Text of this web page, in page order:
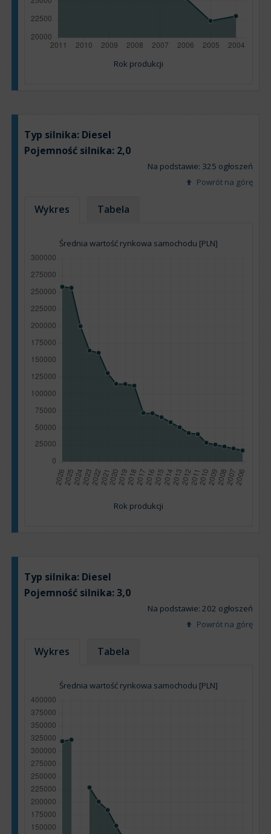
Rok produkcji
Typ silnika: Diesel
Pojemność silnika: 2,0
Na podstawie: 325 ogłoszeń
Powrót na górę
Wykres Tabela
Średnia wartość rynkowa samochodu [PLN]
Rok produkcji
Typ silnika: Diesel
Pojemność silnika:3,0
Na podstawie: 202 ogłoszeń
Powrót na górę
Wykres Tabela
Średnia wartość rynkowa samochodu [PLN]